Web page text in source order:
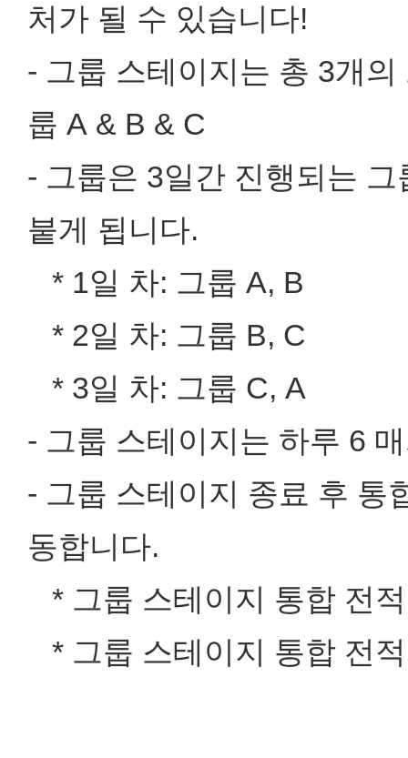
처가 될 수 있습니다!
- 그룹 스테이지는 총 3개
룹 A & B & C
- 그룹은 3일간 진행되는
붙게 됩니다.
* 1일 차: 그룹 A, B
* 2일 차: 그룹 B, C
* 3일 차: 그룹 C, A
- 그룹 스테이지는 하루 6
- 그룹 스테이지 종료 후 통
동합니다.
* 그룹 스테이지 통합 전
* 그룹 스테이지 통합 전